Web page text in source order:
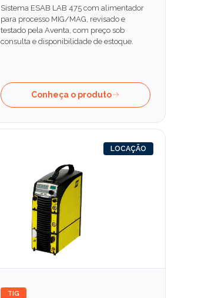
Sistema ESAB LAB 475 com alimentador
para processo MIG/MAG, revisado e
testado pela Aventa, com preço sob
consulta e disponibilidade de estoque.
Conheça o produto
LOCAÇÃO
TIG